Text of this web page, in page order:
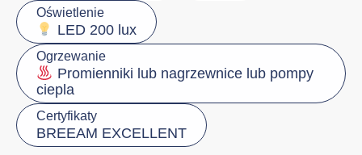
Oświetlenie
LED 200 lux
Ogrzewanie
Promienniki lub nagrzewnice lub pompy
ciepla
Certyfikaty
BREEAM EXCELLENT